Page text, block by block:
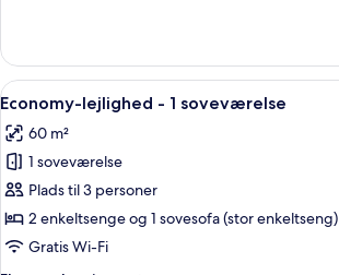
people
-
under
the
roof)
-
soveværelse
terrasse
(4
people
-
under
the
roof)
Indlæs
alle
billeder
af
Economy-
lejlighed
-
Et
29
Economy-lejlighed - 1 soveværelse
60 m²
1 soveværelse
Plads til 3 personer
2 enkeltsenge og 1 sovesofa (stor enkeltseng)
Gratis Wi-Fi